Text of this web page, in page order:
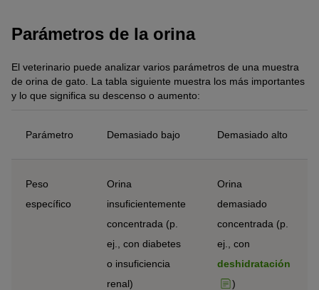
Parámetros de la orina
El veterinario puede analizar varios parámetros de una muestra
de orina de gato. La tabla siguiente muestra los más importantes
y lo que significa su descenso o aumento:
Parámetro Demasiado bajo Demasiado alto
Peso
específico
Orina
insuficientemente
concentrada (p.
ej., con diabetes
o insuficiencia
renal)
Orina
demasiado
concentrada (p.
ej., con
deshidratación
)